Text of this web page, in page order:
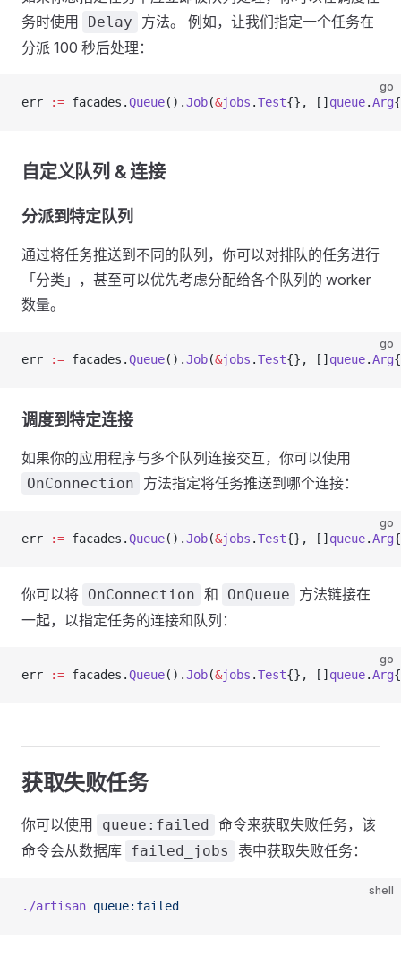
务时使用
Delay
方法。 例如，让我们指定一个任务在
分派 100 秒后处理：
go
err := facades.Queue().Job(&jobs .Test{}, [] queue.Arg
自定义队列 & 连接
分派到特定队列
通过将任务推送到不同的队列，你可以对排队的任务进行
「分类」，甚至可以优先考虑分配给各个队列的 worker
数量。
go
err := facades.Queue().Job(&jobs .Test{}, [] queue.Arg
调度到特定连接
如果你的应用程序与多个队列连接交互，你可以使用
OnConnection 方法指定将任务推送到哪个连接：
go
err := facades.Queue().Job(&jobs .Test{}, [] queue.Arg
你可以将 OnConnection 和 OnQueue
方法链接在
一起，以指定任务的连接和队列：
go
err := facades.Queue().Job(&jobs .Test{}, [] queue.Arg
获取失败任务
你可以使用 queue:failed 命令来获取失败任务，该
命令会从数据库 failed_jobs 表中获取失败任务：
shell
./artisan queue:failed